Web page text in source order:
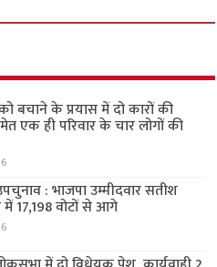
बचाने के प्रयास में दो कारों की
एक ही परिवार के चार लोगों की
: भाजपा उम्मीदवार सतीश
में 17,198 वोटों से आगे